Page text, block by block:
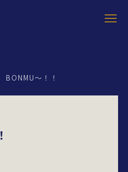
BONMU～！！